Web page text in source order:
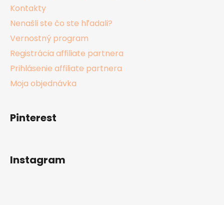
Kontakty
Nenašli ste čo ste hľadali?
Vernostný program
Registrácia affiliate partnera
Prihlásenie affiliate partnera
Moja objednávka
Pinterest
Instagram